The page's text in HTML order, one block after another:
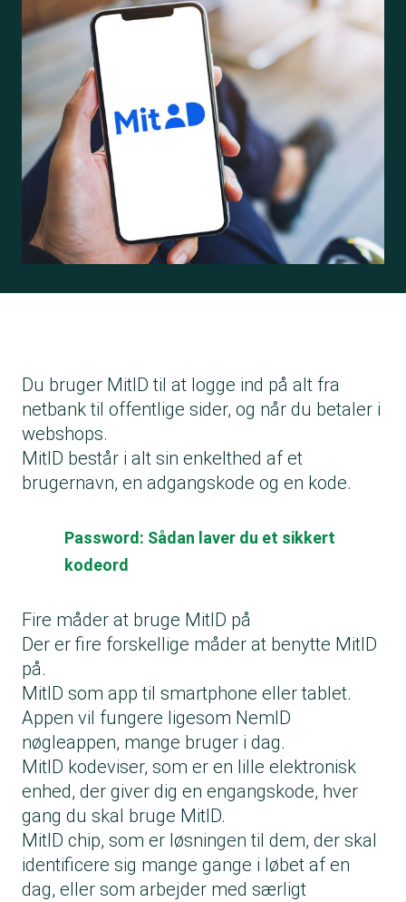
Du bruger MitID til at logge ind på alt fra
netbank til offentlige sider, og når du betaler i
webshops.
MitID består i alt sin enkelthed af et
brugernavn, en adgangskode og en kode.
Password: Sådan laver du et sikkert
kodeord
Fire måder at bruge MitID på
Der er fire forskellige måder at benytte MitID
på.
MitID som app til smartphone eller tablet.
Appen vil fungere ligesom NemID
nøgleappen, mange bruger i dag.
MitID kodeviser, som er en lille elektronisk
enhed, der giver dig en engangskode, hver
gang du skal bruge MitID.
MitID chip, som er løsningen til dem, der skal
identificere sig mange gange i løbet af en
dag, eller som arbejder med særligt